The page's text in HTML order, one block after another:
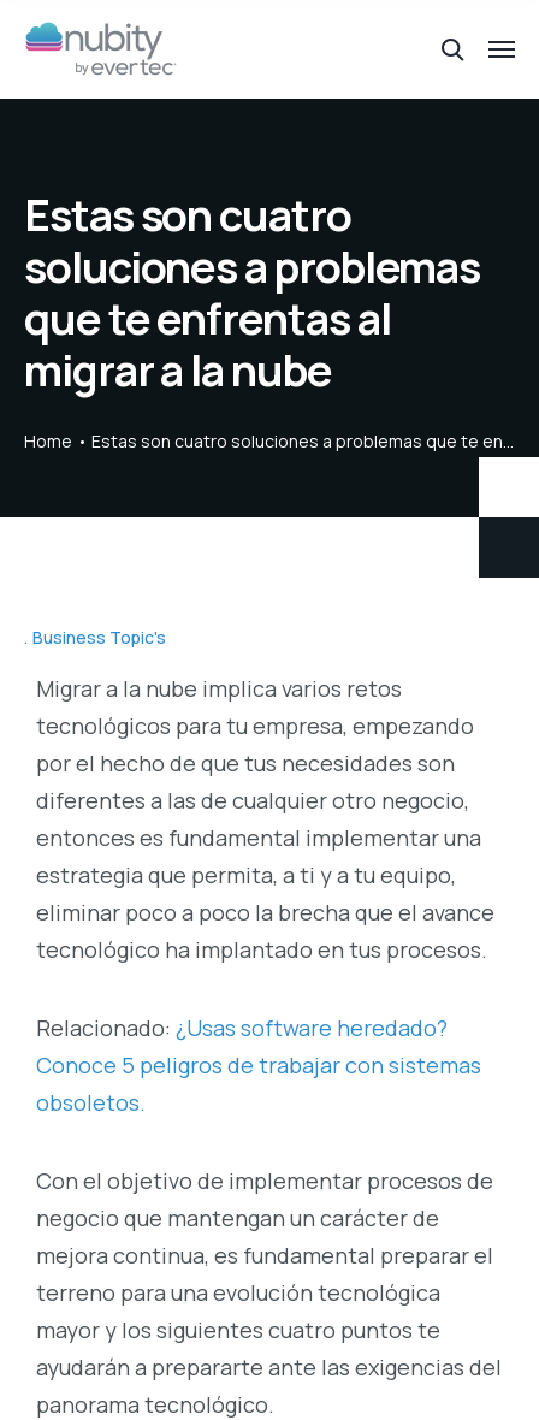
Estas son cuatro
soluciones a problemas
que te enfrentas al
migrar a la nube
Home Estas son cuatro soluciones a problemas que te enfrentas al migrar a la nube
Business Topic's
Migrar a la nube implica varios retos
tecnológicos para tu empresa, empezando
por el hecho de que tus necesidades son
diferentes a las de cualquier otro negocio,
entonces es fundamental implementar una
estrategia que permita, a ti y a tu equipo,
eliminar poco a poco la brecha que el avance
tecnológico ha implantado en tus procesos.
Relacionado: ¿Usas software heredado?
Conoce 5 peligros de trabajar con sistemas
obsoletos.
Con el objetivo de implementar procesos de
negocio que mantengan un carácter de
mejora continua, es fundamental preparar el
terreno para una evolución tecnológica
mayor y los siguientes cuatro puntos te
ayudarán a prepararte ante las exigencias del
panorama tecnológico.